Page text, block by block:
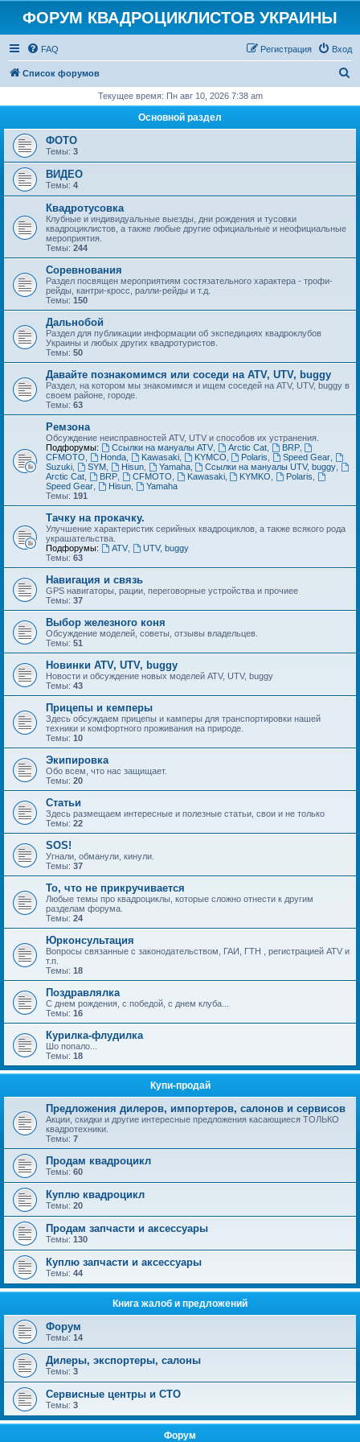
ФОРУМ КВАДРОЦИКЛИСТОВ УКРАИНЫ
FAQ Вход
Регистрация
Список форумов
с
Текущее время: Пн авг 10, 2026 7:38 am
Основной раздел
ФОТО
Темы: 3
ВИДЕО
Темы: 4
Квадротусовка
Клубные и индивидуальные выезды, дни рождения и тусовки
квадроциклистов, а также любые другие официальные и неофициальные
мероприятия.
Темы: 244
Соревнования
Раздел посвящен мероприятиям состязательного характера - трофи-
рейды, кантри-кросс, ралли-рейды и т.д.
Темы: 150
Дальнобой
Раздел для публикации информации об экспедициях квадроклубов
Украины и любых других квадротуристов.
Темы: 50
Давайте познакомимся или соседи на ATV, UTV, buggy
Раздел, на котором мы знакомимся и ищем соседей на ATV, UTV, buggy в
своем районе, городе.
Темы: 63
Ремзона
Обсуждение неисправностей ATV, UTV и способов их устранения.
Подфорумы:
Ссылки на мануалы ATV, Arctic Cat, BRP,
CFMOTO
Honda, Kawasaki, KYMCO Polaris Speed Gear
Suzuki
SYM, Hisun, Yamaha, Ссылки на мануалы UTV, buggy
Arctic Cat
BRP, CFMOTO Kawasaki, KYMKO Polaris
Speed Gear
Hisun,
Yamaha
Темы: 191
Тачку на прокачку.
Улучшение характеристик серийных квадроциклов, а также всякого рода
украшательства.
Подфорумы:
ATV,
UTV, buggy
Темы: 63
Навигация и связь
GPS навигаторы, рации, переговорные устройства и прочиее
Темы: 37
Выбор железного коня
Обсуждение моделей, советы, отзывы владельцев.
Темы: 51
Новинки ATV, UTV, buggy
Новости и обсуждение новых моделей ATV, UTV, buggy
Темы: 43
Прицепы и кемперы
Здесь обсуждаем прицепы и камперы для транспортировки нашей
техники и комфортного проживания на природе.
Темы: 10
Экипировка
Обо всем, что нас защищает.
Темы: 20
Статьи
Здесь размещаем интересные и полезные статьи, свои и не только
Темы: 22
SOS!
Угнали, обманули, кинули.
Темы: 37
То, что не прикручивается
Любые темы про квадроциклы, которые сложно отнести к другим
разделам форума.
Темы: 24
Юрконсультация
Вопросы связанные с законодательством, ГАИ, ГТН , регистрацией ATV и
т.п.
Темы: 18
Поздравлялка
С днем рождения, с победой, с днем клуба...
Темы: 16
Курилка-флудилка
Шо попало...
Темы: 18
Купи-продай
Предложения дилеров, импортеров, салонов и сервисов
Акции, скидки и другие интересные предложения касающиеся ТОЛЬКО
квадротехники.
Темы: 7
Продам квадроцикл
Темы: 60
Куплю квадроцикл
Темы: 20
Продам запчасти и аксессуары
Темы: 130
Куплю запчасти и аксессуары
Темы: 44
Книга жалоб и предложений
Форум
Темы: 14
Дилеры, экспортеры, салоны
Темы: 3
Сервисные центры и СТО
Темы: 3
Форум